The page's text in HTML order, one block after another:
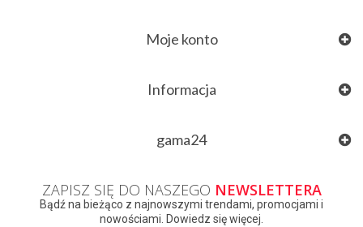
Moje konto
Informacja
gama24
ZAPISZ SIĘ DO NASZEGO NEWSLETTERA
Bądź na bieżąco z najnowszymi trendami, promocjami i
nowościami. Dowiedz się więcej.